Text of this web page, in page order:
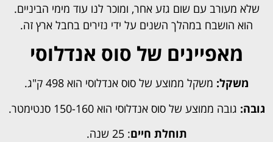
שלא מעורב עם שום גזע אחר, ומוכר לנו עוד מימי הביניים.
הוא הושבח במהלך השנים על ידי נזירים בחבל ארץ זה.
מאפיינים של סוס אנדלוסי
משקל: משקל ממוצע של סוס אנדלוסי הוא 498 ק"ג.
גובה: גובה ממוצע של סוס אנדלוסי הוא 150-160 סנטימטר.
תוחלת חיים: 25 שנה.